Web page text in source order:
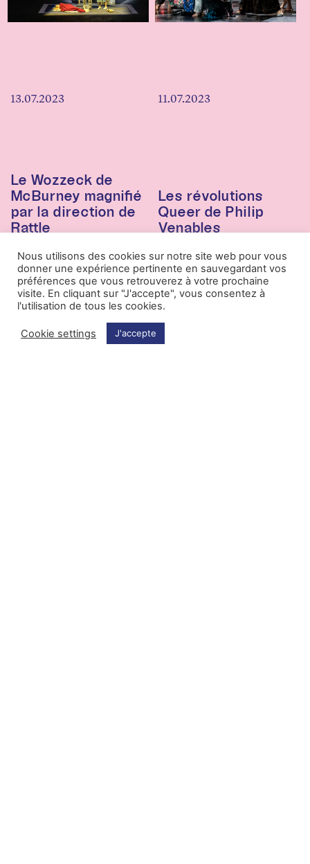
13.07.2023
Le Wozzeck de
McBurney magnifié
par la direction de
Rattle
Concerts
11.07.2023
Les révolutions
Queer de Philip
Venables
Concerts
Nous utilisons des cookies sur notre site web pour vous
donner une expérience pertinente en sauvegardant vos
préférences que vous retrouverez à votre prochaine
visite. En cliquant sur "J'accepte", vous consentez à
l'utilisation de tous les cookies.
Cookie settings J'accepte